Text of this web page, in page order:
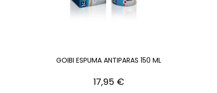
GOIBI ESPUMA ANTIPARAS 150 ML
Precio
17,95 €